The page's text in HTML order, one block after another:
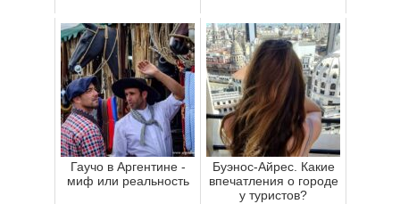
Гаучо в Аргентине -
миф или реальность
Буэнос-Айрес. Какие
впечатления о городе
у туристов?